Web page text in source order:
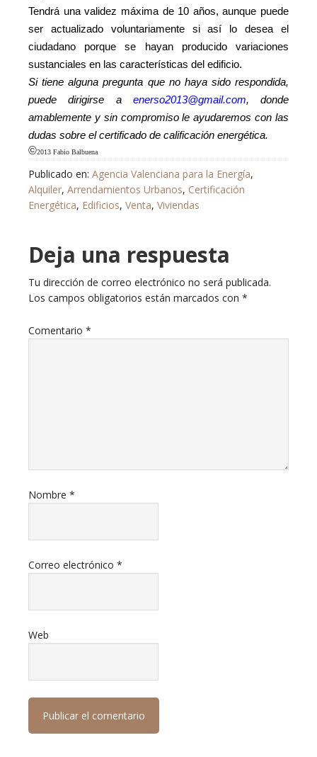
Tendrá una validez máxima de 10 años, aunque puede
ser actualizado voluntariamente si así lo desea el
ciudadano porque se hayan producido variaciones
sustanciales en las características del edificio.
Si tiene alguna pregunta que no haya sido respondida,
puede dirigirse a enerso2013@gmail.com, donde
amablemente y sin compromiso le ayudaremos con las
dudas sobre el certificado de calificación energética.
©2013 Fabio Balbuena
Publicado en: Agencia Valenciana para la Energía,
Alquiler, Arrendamientos Urbanos, Certificación
Energética, Edificios, Venta, Viviendas
Deja una respuesta
Tu dirección de correo electrónico no será publicada.
Los campos obligatorios están marcados con *
Comentario *
Nombre *
Correo electrónico *
Web